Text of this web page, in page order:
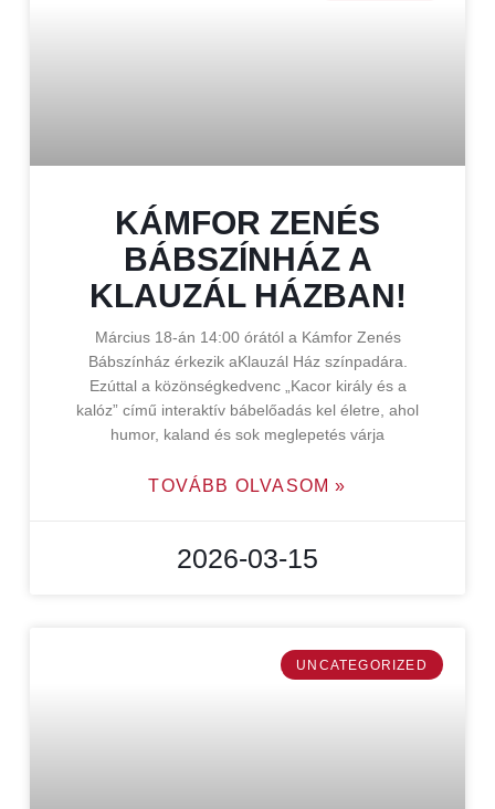
KÁMFOR ZENÉS
BÁBSZÍNHÁZ A
KLAUZÁL HÁZBAN!
Március 18-án 14:00 órától a Kámfor Zenés
Bábszínház érkezik aKlauzál Ház színpadára.
Ezúttal a közönségkedvenc „Kacor király és a
kalóz” című interaktív bábelőadás kel életre, ahol
humor, kaland és sok meglepetés várja
TOVÁBB OLVASOM »
2026-03-15
UNCATEGORIZED